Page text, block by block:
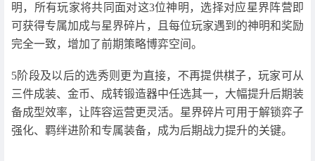
明，所有玩家将共同面对这3位神明，选择对应星界阵营即
可获得专属加成与星界碎片，且每位玩家遇到的神明和奖励
完全一致，增加了前期策略博弈空间。
5阶段及以后的选秀则更为直接，不再提供棋子，玩家可从
三件成装、金币、成转锻造器中任选其一，大幅提升后期装
备成型效率，让阵容运营更灵活。星界碎片可用于解锁弈子
强化、羁绊进阶和专属装备，成为后期战力提升的关键。